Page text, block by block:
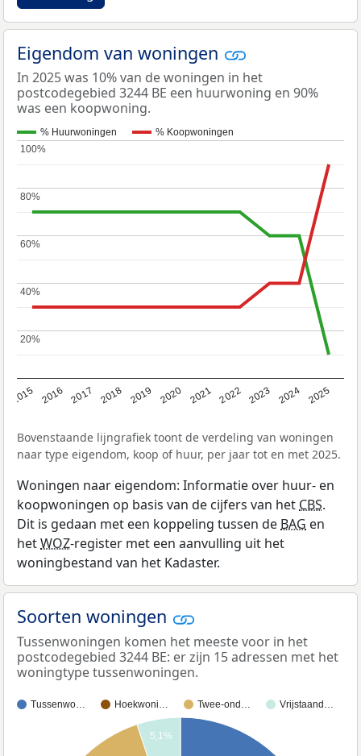
Eigendom van woningen
In 2025 was 10% van de woningen in het
postcodegebied 3244 BE een huurwoning en 90%
was een koopwoning.
% Huurwoningen % Koopwoningen
2015 2016 2017 2018 2019 2020 2021 2022 2023 2024 2025
20%
20%
40%
40%
60%
60%
80%
80%
100%
100%
Bovenstaande lijngrafiek toont de verdeling van woningen
naar type eigendom, koop of huur, per jaar tot en met 2025.
Woningen naar eigendom: Informatie over huur- en
koopwoningen op basis van de cijfers van het CBS.
Dit is gedaan met een koppeling tussen de BAG en
hetWOZ-register met een aanvulling uit het
woningbestand van het Kadaster.
Soorten woningen
Tussenwoningen komen het meeste voor in het
postcodegebied 3244 BE: er zijn 15 adressen met het
woningtype tussenwoningen.
Tussenwo… Hoekwoni… Twee-ond… Vrijstaand…
5,1%